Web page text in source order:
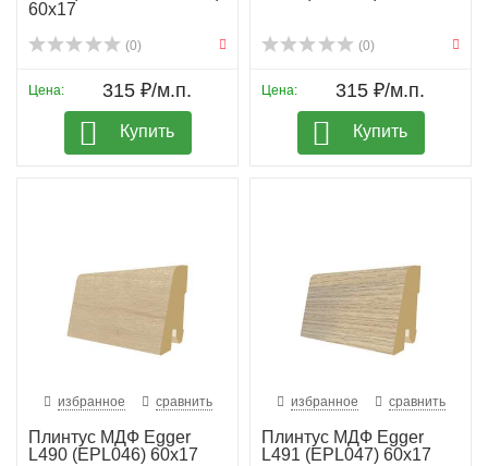
60х17
(0)
Цена: 315 ₽/м.п.
Купить
(0)
Цена: 315 ₽/м.п.
Купить
избранное сравнить
Плинтус МДФ Egger
L490 (EPL046) 60х17
избранное сравнить
Плинтус МДФ Egger
L491 (EPL047) 60х17